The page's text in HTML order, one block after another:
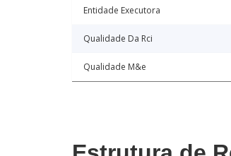
Entidade Executora
Qualidade Da Rci
Qualidade M&e